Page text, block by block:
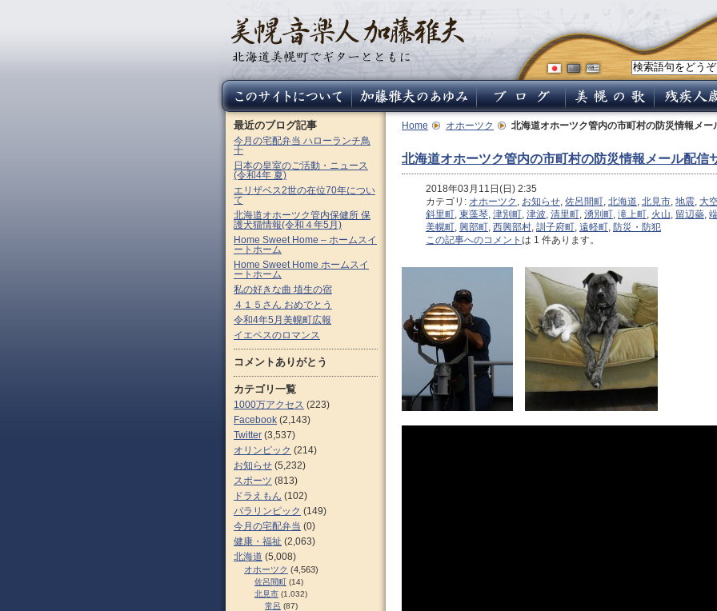
Home オホーツク 北海道オホーツク管内の市町村の防災情報メー
北海道オホーツク管内の市町村の防災情報メール配信
2018年03月11日(日) 2:35
カテゴリ: オホーツク , お知らせ, 佐呂間町, 北海道, 北見市, 地震, 大
斜里町, 東藻琴, 津別町, 津波, 清里町, 湧別町, 滝上町, 火山, 留辺蘂,
美幌町, 興部町, 西興部村, 訓子府町, 遠軽町, 防災・防犯
この記事へのコメント は 1 件あります。
最近のブログ記事
今月の宅配弁当 ハローランチ鳥
十
日本の皇室のご活動・ニュース
(令和4年 夏)
エリザベス2世の在位70年につい
て
北海道オホーツク管内保健所 保
護犬猫情報(令和４年5月)
Home Sweet Home – ホームスイ
ートホーム
Home Sweet Home ホームスイ
ートホーム
私の好きな曲 埴生の宿
４１５さん おめでとう
令和4年5月美幌町広報
イエペスのロマンス
コメントありがとう
カテゴリ一覧
1000万アクセス (223)
Facebook (2,143)
Twitter (3,537)
オリンピック (214)
お知らせ (5,232)
スポーツ (813)
ドラえもん (102)
パラリンピック (149)
今月の宅配弁当 (0)
健康・福祉 (2,063)
北海道 (5,008)
オホーツク (4,563)
佐呂間町 (14)
北見市 (1,032)
常呂 (87)